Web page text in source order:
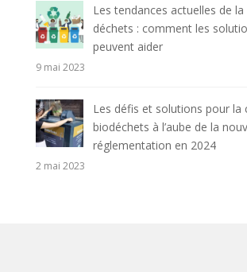
Les tendances actuelles de
déchets : comment les
peuvent aider
9 mai 2023
Les défis et solutions pour la
biodéchets à l’aube de la
réglementation en 2024
2 mai 2023